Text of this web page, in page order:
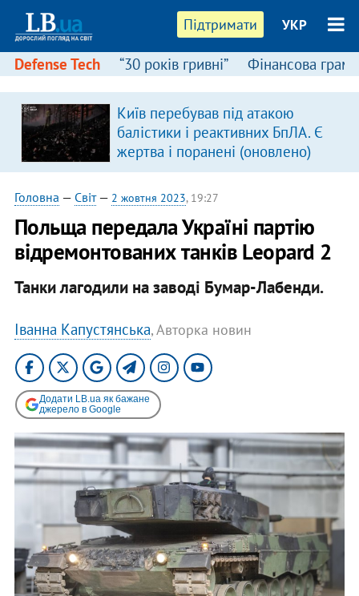
Підтримати УКР
Defense Tech “30 років гривні” Фінансова
Київ перебував під атакою
балістики і реактивних БпЛА. Є
жертва і поранені (оновлено)
Головна — Світ— 2 жовтня 2023, 19:27
Польща передала Україні партію
відремонтованих танків Leopard 2
Танки лагодили на заводі Бумар-Лабенди.
Іванна Капустянська, Авторка новин
Додати LB.ua як бажане
джерело в Google